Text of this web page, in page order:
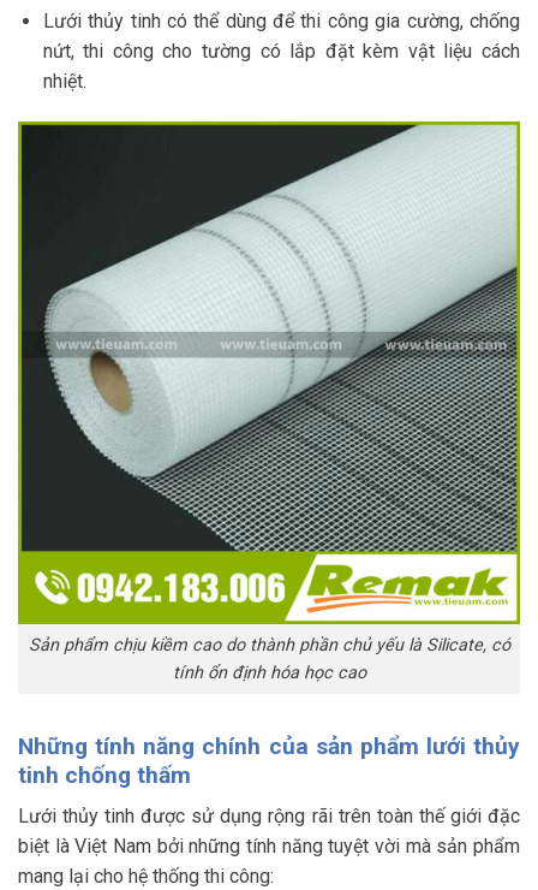
Lưới thủy tinh có thể dùng để thi công gia cường, chống
nứt, thi công cho tường có lắp đặt kèm vật liệu cách
nhiệt.
Sản phẩm chịu kiềm cao do thành phần chủ yếu là Silicate, có
tính ổn định hóa học cao
Những tính năng chính của sản phẩm lưới thủy
tinh chống thấm
Lưới thủy tinh được sử dụng rộng rãi trên toàn thế giới đặc
biệt là Việt Nam bởi những tính năng tuyệt vời mà sản phẩm
mang lại cho hệ thống thi công: